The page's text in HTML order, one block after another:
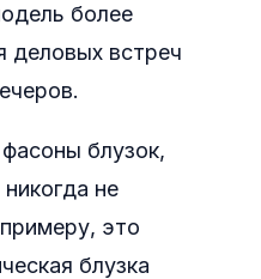
более
деловых встреч
блузок,
не
это
блузка